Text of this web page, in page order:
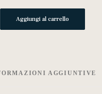
Aggiungi al carrello
AGGIUNTIVE